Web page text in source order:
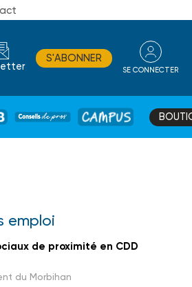
S'ABONNER
SE CONNECTER
DE
CAMPUS
emploi
de proximité en CDD
du Morbihan